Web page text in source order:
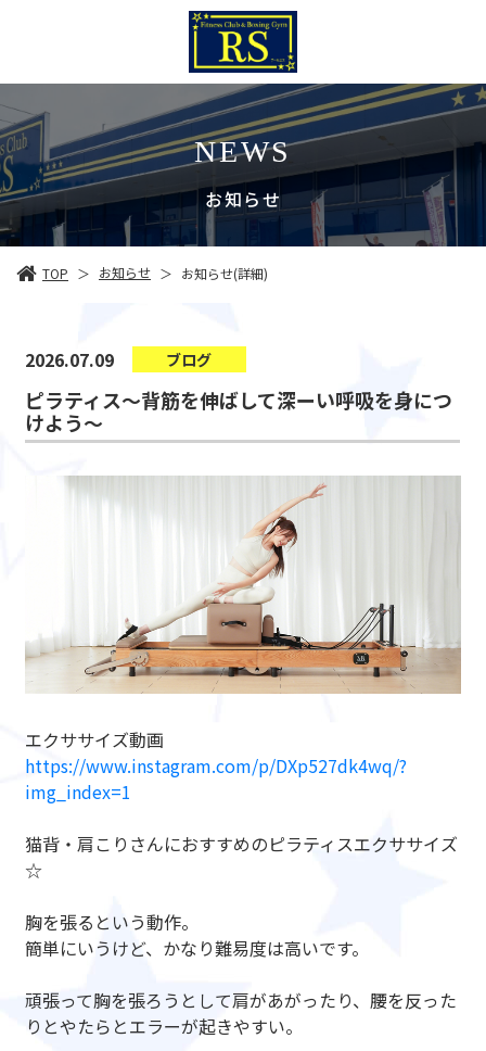
NEWS
お知らせ
TOP ＞ お知らせ ＞ お知らせ(詳細)
2026.07.09 ブログ
ピラティス～背筋を伸ばして深ーい呼吸を身につ
けよう～
エクササイズ動画
https://www.instagram.com/p/DXp527dk4wq/?
img_index=1
猫背・肩こりさんにおすすめのピラティスエクササイズ
☆
胸を張るという動作。
簡単にいうけど、かなり難易度は高いです。
頑張って胸を張ろうとして肩があがったり、腰を反った
りとやたらとエラーが起きやすい。